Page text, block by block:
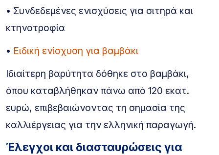
• Συνδεδεμένες ενισχύσεις για σιτηρά και
κτηνοτροφία
• Ειδική ενίσχυση για βαμβάκι
Ιδιαίτερη βαρύτητα δόθηκε στο βαμβάκι,
όπου καταβλήθηκαν πάνω από 120 εκατ.
ευρώ, επιβεβαιώνοντας τη σημασία της
καλλιέργειας για την ελληνική παραγωγή.
Έλεγχοι και διασταυρώσεις για